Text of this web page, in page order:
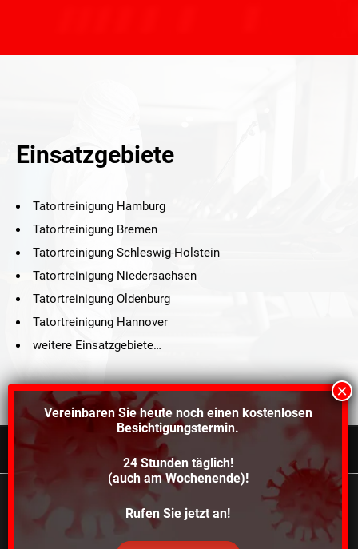
Einsatzgebiete
Tatortreinigung Hamburg
Tatortreinigung Bremen
Tatortreinigung Schleswig-Holstein
Tatortreinigung Niedersachsen
Tatortreinigung Oldenburg
Tatortreinigung Hannover
weitere Einsatzgebiete…
©2021 Schröders Service Team Nord, All Rights Reserved.
Schroeder Service Team Nord
Kontakt Impressum Datenschutz
Vereinbaren Sie heute noch einen kostenlosen
Besichtigungstermin.
24 Stunden täglich!
(auch am Wochenende)!
Rufen Sie jetzt an!
Wir verwenden Cookies, um dir die bestmögliche
Erfahrung auf unserer Website zu bieten.
Einstellungenkannst du erfahren, welche Cookies